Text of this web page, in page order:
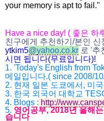
your memory is apt to fail."
Have a nice day! ( 좋은 하
친구에게 추천하기 /본인 신
ytkim5@yahoo.co.kr 로 '추
시면 됩니다(무료입니다)!
1. 'Today's English from
메일입니다.( since 2008/
2. 현재 일본 도쿄에서 , 미국
3. 한국 외국어 대학교
4. Blogs : http://
5. 영어공부, 2018년 올해는
습니다